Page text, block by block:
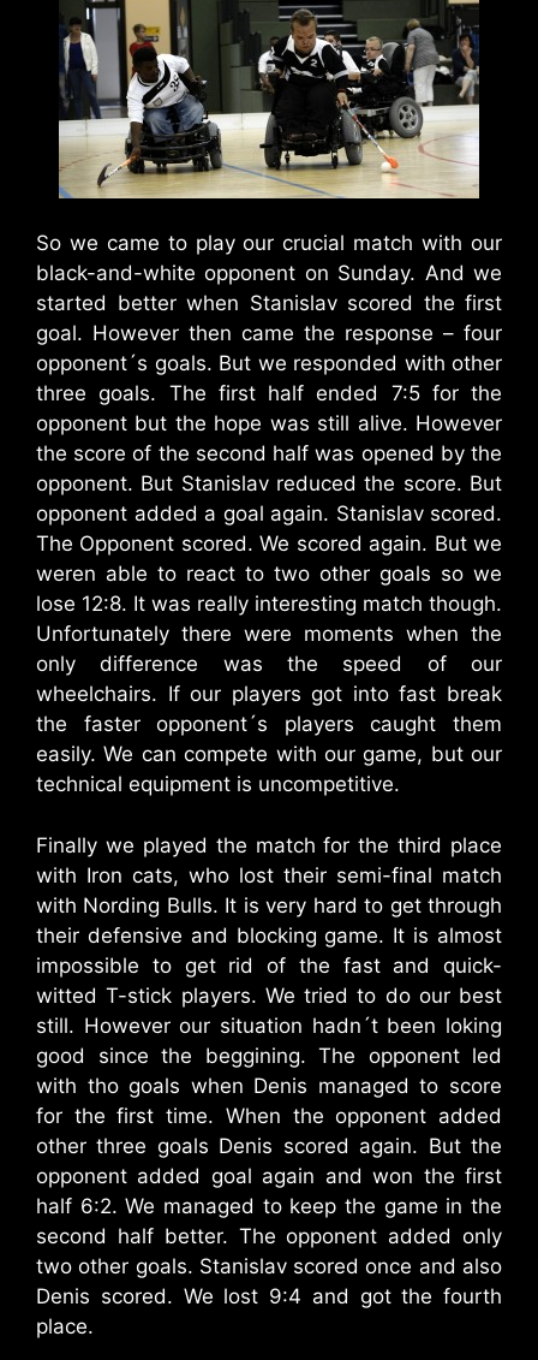
So we came to play our crucial match with our
black-and-white opponent on Sunday. And we
started better when Stanislav scored the first
goal. However then came the response – four
opponent´s goals. But we responded with other
three goals. The first half ended 7:5 for the
opponent but the hope was still alive. However
the score of the second half was opened by the
opponent. But Stanislav reduced the score. But
opponent added a goal again. Stanislav scored.
The Opponent scored. We scored again. But we
weren able to react to two other goals so we
lose 12:8. It was really interesting match though.
Unfortunately there were moments when the
only difference was the speed of our
wheelchairs. If our players got into fast break
the faster opponent´s players caught them
easily. We can compete with our game, but our
technical equipment is uncompetitive.
Finally we played the match for the third place
with Iron cats, who lost their semi-final match
with Nording Bulls. It is very hard to get through
their defensive and blocking game. It is almost
impossible to get rid of the fast and quick-
witted T-stick players. We tried to do our best
still. However our situation hadn´t been loking
good since the beggining. The opponent led
with tho goals when Denis managed to score
for the first time. When the opponent added
other three goals Denis scored again. But the
opponent added goal again and won the first
half 6:2. We managed to keep the game in the
second half better. The opponent added only
two other goals. Stanislav scored once and also
Denis scored. We lost 9:4 and got the fourth
place.